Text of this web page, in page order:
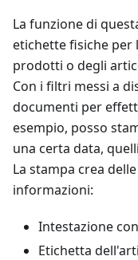
La funzione di
etichette fisiche per
prodotti o degli
Con i filtri messi a
documenti per
esempio, posso
una certa data,
La stampa crea
informazioni:
Intestazione
Etichetta